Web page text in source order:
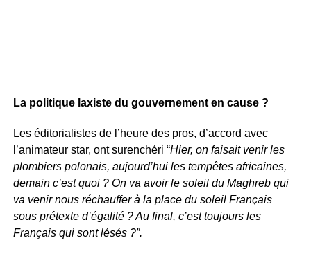
La politique laxiste du gouvernement en cause ?
Les éditorialistes de l’heure des pros, d’accord avec
l’animateur star, ont surenchéri “Hier, on faisait venir les
plombiers polonais, aujourd’hui les tempêtes africaines,
demain c’est quoi ? On va avoir le soleil du Maghreb qui
va venir nous réchauffer à la place du soleil Français
sous prétexte d’égalité ? Au final, c’est toujours les
Français qui sont lésés ?”.